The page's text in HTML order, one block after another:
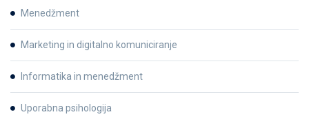
Menedžment
Marketing in digitalno komuniciranje
Informatika in menedžment
Uporabna psihologija